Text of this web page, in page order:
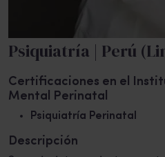
Psiquiatría | Perú
Certificaciones en el
Mental Perinatal
Psiquiatría Perinatal
Descripción